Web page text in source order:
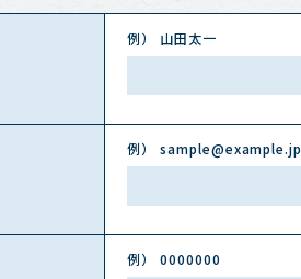
例） 山田太一
例） sample@example.jp
例） 0000000